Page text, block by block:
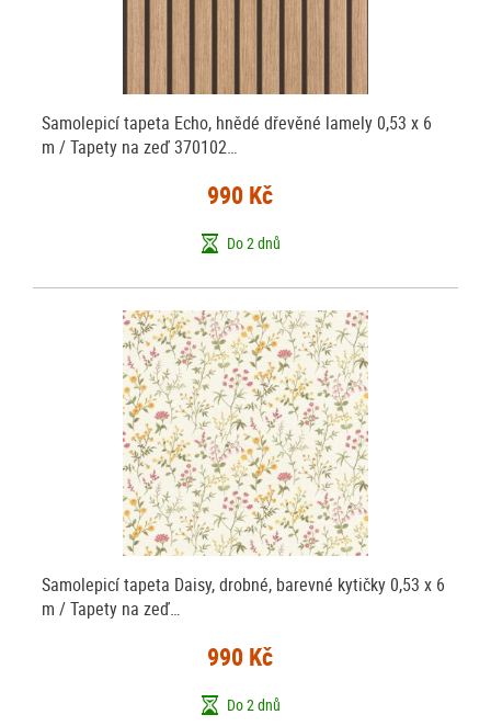
Samolepicí tapeta Echo, hnědé dřevěné lamely 0,53 x 6
m / Tapety na zeď 370102…
990 Kč
Do 2 dnů
Samolepicí tapeta Daisy, drobné, barevné kytičky 0,53 x 6
m / Tapety na zeď…
990 Kč
Do 2 dnů